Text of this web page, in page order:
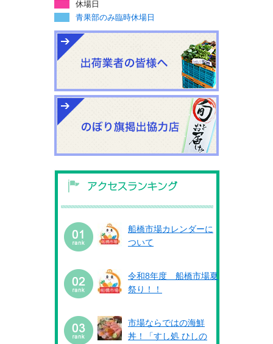
休場日
青果部のみ臨時休場日
船橋市場カレンダーに
ついて
令和8年度 船橋市場夏
祭り！！
市場ならではの海鮮
丼！「すし処 ひしの